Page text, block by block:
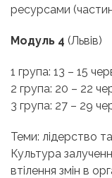
ресурсами
Модуль 4 (Львів)
1 група: 13 – 15
2 група: 20 – 22
3 група: 27 – 29
Теми: лідерство
Культура
втілення змін в